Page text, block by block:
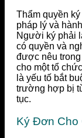
Thẩm quyền
pháp lý và
Người ký phải
có quyền và
được nêu
cho một tổ
là yếu tố bắt
trường hợp bị
tục.
Ký Đơn Cho